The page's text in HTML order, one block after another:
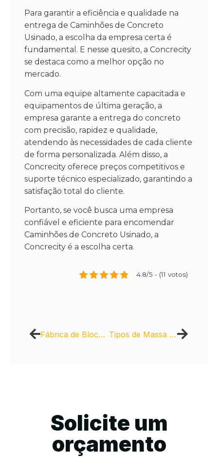
Para garantir a eficiência e qualidade na
entrega de Caminhões de Concreto
Usinado, a escolha da empresa certa é
fundamental. E nesse quesito, a Concrecity
se destaca como a melhor opção no
mercado.
Com uma equipe altamente capacitada e
equipamentos de última geração, a
empresa garante a entrega do concreto
com precisão, rapidez e qualidade,
atendendo às necessidades de cada cliente
de forma personalizada. Além disso, a
Concrecity oferece preços competitivos e
suporte técnico especializado, garantindo a
satisfação total do cliente.
Portanto, se você busca uma empresa
confiável e eficiente para encomendar
Caminhões de Concreto Usinado, a
Concrecity é a escolha certa.
4.8/5 - (11 votos)
Fábrica de Blocos Intertravados de Concreto para Construtoras Tipos de Massa Asfáltica
Solicite um
orçamento